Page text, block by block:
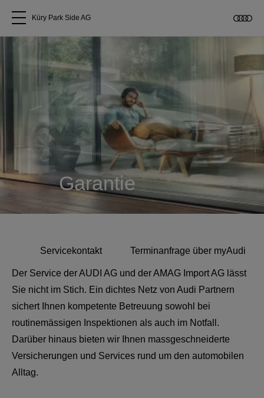
Alle Modelle
Über uns
Audi kaufen
Service & Reparatur
Audi Original Zubehör
Küry Park Side AG
Garantie
Servicekontakt Terminanfrage über myAudi
Der Service der AUDI AG und der AMAG Import AG lässt
Sie nicht im Stich. Ein dichtes Netz von Audi Partnern
sichert Ihnen kompetente Betreuung sowohl bei
routinemässigen Inspektionen als auch im Notfall.
Darüber hinaus bieten wir Ihnen massgeschneiderte
Versicherungen und Services rund um den automobilen
Alltag.